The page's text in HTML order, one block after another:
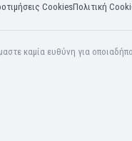
CookiesΠολιτική
καμία ευθύνη για